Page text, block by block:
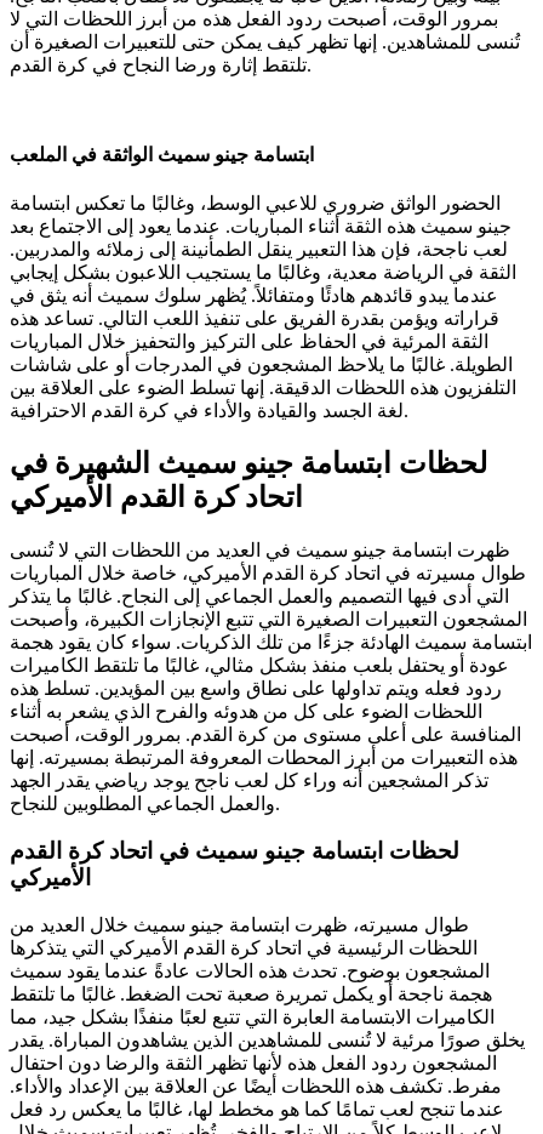
بمرور الوقت، أصبحت ردود الفعل هذه من أبرز اللحظات التي لا
تُنسى للمشاهدين. إنها تظهر كيف يمكن حتى للتعبيرات الصغيرة أن
تلتقط إثارة ورضا النجاح في كرة القدم.
ابتسامة جينو سميث الواثقة في الملعب
الحضور الواثق ضروري للاعبي الوسط، وغالبًا ما تعكس ابتسامة
جينو سميث هذه الثقة أثناء المباريات. عندما يعود إلى الاجتماع بعد
لعب ناجحة، فإن هذا التعبير ينقل الطمأنينة إلى زملائه والمدربين.
الثقة في الرياضة معدية، وغالبًا ما يستجيب اللاعبون بشكل إيجابي
عندما يبدو قائدهم هادئًا ومتفائلاً. يُظهر سلوك سميث أنه يثق في
قراراته ويؤمن بقدرة الفريق على تنفيذ اللعب التالي. تساعد هذه
الثقة المرئية في الحفاظ على التركيز والتحفيز خلال المباريات
الطويلة. غالبًا ما يلاحظ المشجعون في المدرجات أو على شاشات
التلفزيون هذه اللحظات الدقيقة. إنها تسلط الضوء على العلاقة بين
لغة الجسد والقيادة والأداء في كرة القدم الاحترافية.
لحظات ابتسامة جينو سميث الشهيرة في
اتحاد كرة القدم الأميركي
ظهرت ابتسامة جينو سميث في العديد من اللحظات التي لا تُنسى
طوال مسيرته في اتحاد كرة القدم الأميركي، خاصة خلال المباريات
التي أدى فيها التصميم والعمل الجماعي إلى النجاح. غالبًا ما يتذكر
المشجعون التعبيرات الصغيرة التي تتبع الإنجازات الكبيرة، وأصبحت
ابتسامة سميث الهادئة جزءًا من تلك الذكريات. سواء كان يقود هجمة
عودة أو يحتفل بلعب منفذ بشكل مثالي، غالبًا ما تلتقط الكاميرات
ردود فعله ويتم تداولها على نطاق واسع بين المؤيدين. تسلط هذه
اللحظات الضوء على كل من هدوئه والفرح الذي يشعر به أثناء
المنافسة على أعلى مستوى من كرة القدم. بمرور الوقت، أصبحت
هذه التعبيرات من أبرز المحطات المعروفة المرتبطة بمسيرته. إنها
تذكر المشجعين أنه وراء كل لعب ناجح يوجد رياضي يقدر الجهد
والعمل الجماعي المطلوبين للنجاح.
لحظات ابتسامة جينو سميث في اتحاد كرة القدم
الأميركي
طوال مسيرته، ظهرت ابتسامة جينو سميث خلال العديد من
اللحظات الرئيسية في اتحاد كرة القدم الأميركي التي يتذكرها
المشجعون بوضوح. تحدث هذه الحالات عادةً عندما يقود سميث
هجمة ناجحة أو يكمل تمريرة صعبة تحت الضغط. غالبًا ما تلتقط
الكاميرات الابتسامة العابرة التي تتبع لعبًا منفذًا بشكل جيد، مما
يخلق صورًا مرئية لا تُنسى للمشاهدين الذين يشاهدون المباراة. يقدر
المشجعون ردود الفعل هذه لأنها تظهر الثقة والرضا دون احتفال
مفرط. تكشف هذه اللحظات أيضًا عن العلاقة بين الإعداد والأداء.
عندما تنجح لعب تمامًا كما هو مخطط لها، غالبًا ما يعكس رد فعل